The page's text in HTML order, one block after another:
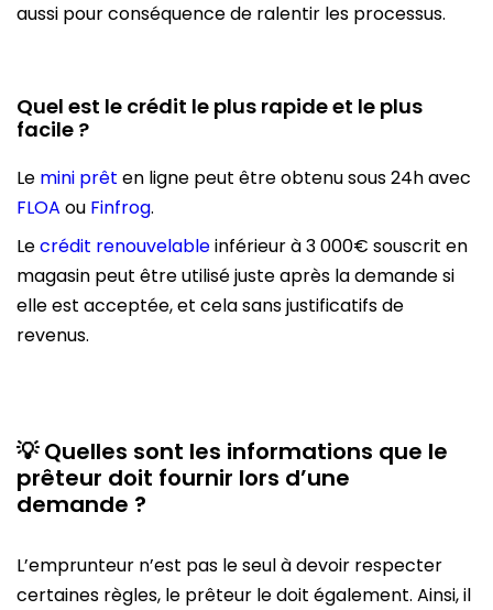
aussi pour conséquence de ralentir les processus.
Quel est le crédit le plus rapide et le plus
facile ?
Le mini prêt en ligne peut être obtenu sous 24h avec
FLOA ou Finfrog.
Lecrédit renouvelableinférieur à 3 000€ souscrit en
magasin peut être utilisé juste après la demande si
elle est acceptée, et cela sans justificatifs de
revenus.
💡 Quelles sont les informations que le
prêteur doit fournir lors d’une
demande ?
L’emprunteur n’est pas le seul à devoir respecter
certaines règles, le prêteur le doit également. Ainsi, il